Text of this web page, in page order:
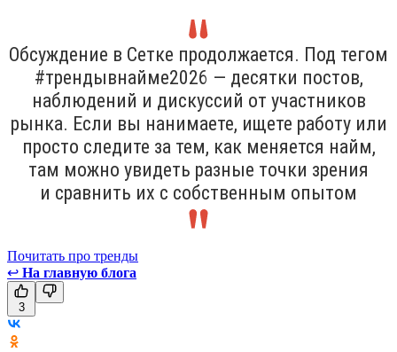
Обсуждение в Сетке продолжается. Под тегом
#трендывнайме2026 — десятки постов,
наблюдений и дискуссий от участников
рынка. Если вы нанимаете, ищете работу или
просто следите за тем, как меняется найм,
там можно увидеть разные точки зрения
и сравнить их с собственным опытом
Почитать про тренды
↩ На главную блога
3